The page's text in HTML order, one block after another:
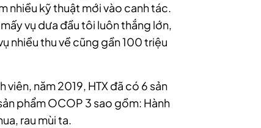
nhiều kỹ thuật mới vào canh tác.
vụ dưa đầu tôi luôn thắng lớn,
nhiều thu về cũng gần 100 triệu
năm 2019, HTX đã có 6 sản
phẩm OCOP 3 sao gồm: Hành
rau mùi ta.